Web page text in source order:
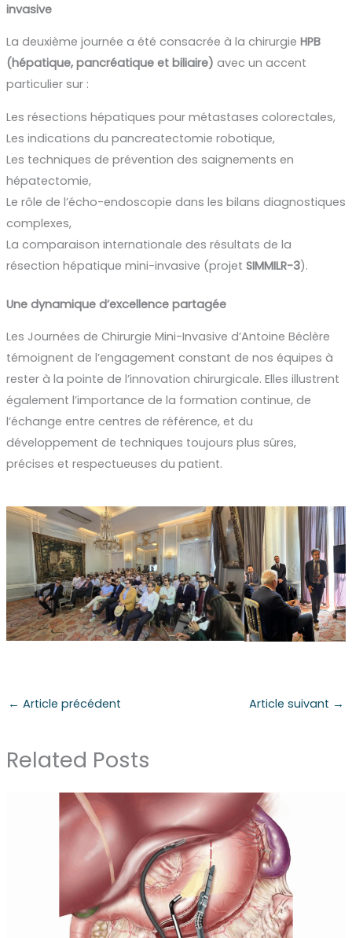
invasive
La deuxième journée a été consacrée à la chirurgie HPB
(hépatique, pancréatique et biliaire) avec un accent
particulier sur :
Les résections hépatiques pour métastases colorectales,
Les indications du pancreatectomie robotique,
Les techniques de prévention des saignements en
hépatectomie,
Le rôle de l’écho-endoscopie dans les bilans diagnostiques
complexes,
La comparaison internationale des résultats de la
résection hépatique mini-invasive (projet SIMMILR-3).
Une dynamique d’excellence partagée
Les Journées de Chirurgie Mini-Invasive d’Antoine Béclère
témoignent de l’engagement constant de nos équipes à
rester à la pointe de l’innovation chirurgicale. Elles illustrent
également l’importance de la formation continue, de
l’échange entre centres de référence, et du
développement de techniques toujours plus sûres,
précises et respectueuses du patient.
← Article précédent Article suivant →
Related Posts